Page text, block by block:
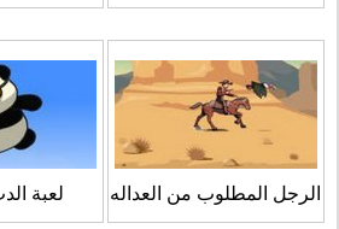
الرجل المطلوب من العداله لعبة